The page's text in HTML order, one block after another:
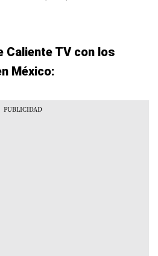
Caliente TV con los
México: